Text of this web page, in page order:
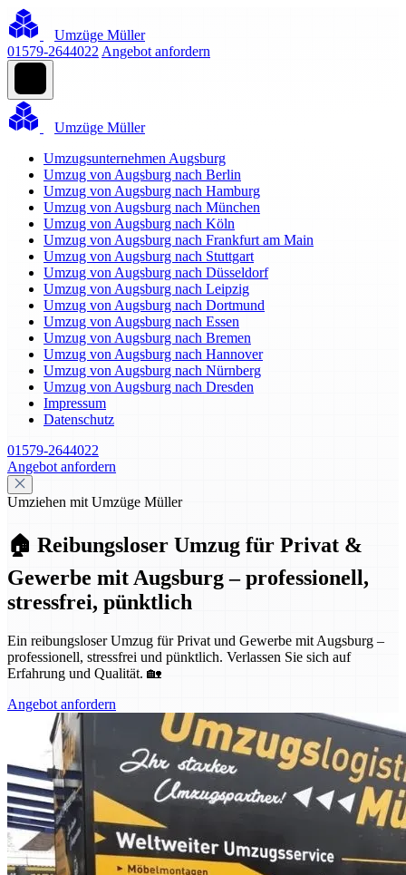
Umzüge Müller
01579-2644022 Angebot anfordern
Umzüge Müller
Umzugsunternehmen Augsburg
Umzug von Augsburg nach Berlin
Umzug von Augsburg nach Hamburg
Umzug von Augsburg nach München
Umzug von Augsburg nach Köln
Umzug von Augsburg nach Frankfurt am Main
Umzug von Augsburg nach Stuttgart
Umzug von Augsburg nach Düsseldorf
Umzug von Augsburg nach Leipzig
Umzug von Augsburg nach Dortmund
Umzug von Augsburg nach Essen
Umzug von Augsburg nach Bremen
Umzug von Augsburg nach Hannover
Umzug von Augsburg nach Nürnberg
Umzug von Augsburg nach Dresden
Impressum
Datenschutz
01579-2644022
Angebot anfordern
Umziehen mit Umzüge Müller
🏠 Reibungsloser Umzug für Privat &
Gewerbe mit Augsburg – professionell,
stressfrei, pünktlich
Ein reibungsloser Umzug für Privat und Gewerbe mit Augsburg –
professionell, stressfrei und pünktlich. Verlassen Sie sich auf
Erfahrung und Qualität. 🏡
Angebot anfordern